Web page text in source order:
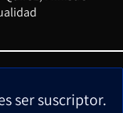
ser suscriptor.